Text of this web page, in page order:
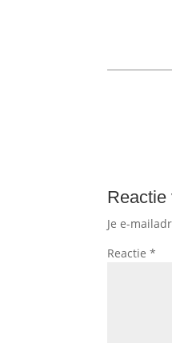
Reactie
Je e-
Reactie*